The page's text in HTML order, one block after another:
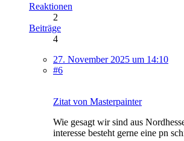
Reaktionen
2
Beiträge
4
27. November 2025 um 14:10
#6
Zitat von Masterpainter
Wie gesagt wir sind aus
interesse besteht gerne eine pn